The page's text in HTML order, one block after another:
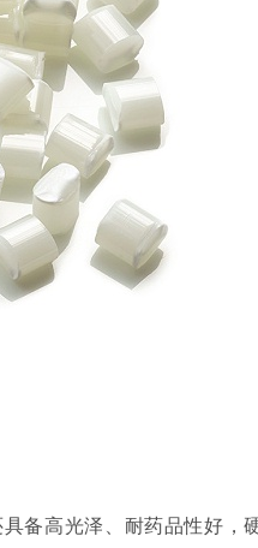
备高光泽、耐药品性好，